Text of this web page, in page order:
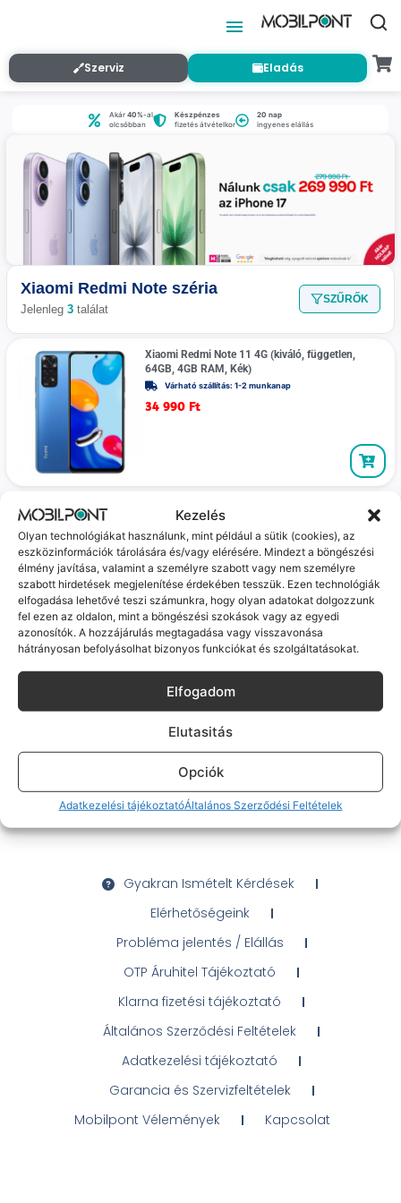
Kezelés
Olyan technológiákat használunk, mint például a sütik (cookies), az
eszközinformációk tárolására és/vagy elérésére. Mindezt a böngészési
élmény javítása, valamint a személyre szabott vagy nem személyre
szabott hirdetések megjelenítése érdekében tesszük. Ezen technológiák
elfogadása lehetővé teszi számunkra, hogy olyan adatokat dolgozzunk
fel ezen az oldalon, mint a böngészési szokások vagy az egyedi
azonosítók. A hozzájárulás megtagadása vagy visszavonása
hátrányosan befolyásolhat bizonyos funkciókat és szolgáltatásokat.
Elfogadom
Elutasitás
Opciók
Adatkezelési tájékoztatóÁltalános Szerződési Feltételek
Szerviz Eladás
Akár40%-al
olcsóbban
Készpénzes
fizetés átvételkor
20 nap
ingyenes elállás
Xiaomi Redmi Note széria
Jelenleg 3 találat
SZŰRŐK
Xiaomi Redmi Note 11 4G (kiváló, független,
64GB, 4GB RAM, Kék)
Várható szállítás: 1-2 munkanap
34 990 Ft
Xiaomi Redmi Note 11 4G (kiváló, független,
128GB, 4GB RAM, Kék)
Várható szállítás: 1-2 munkanap
A kijelzőn enyhe beégés látható.
34 990Ft
Várható szállítás: 1-2 munkanap
Gyakran Ismételt Kérdések
Elérhetőségeink
Probléma jelentés / Elállás
OTP Áruhitel Tájékoztató
Klarna fizetési tájékoztató
Általános Szerződési Feltételek
Adatkezelési tájékoztató
Garancia és Szervizfeltételek
Mobilpont Vélemények
Kapcsolat